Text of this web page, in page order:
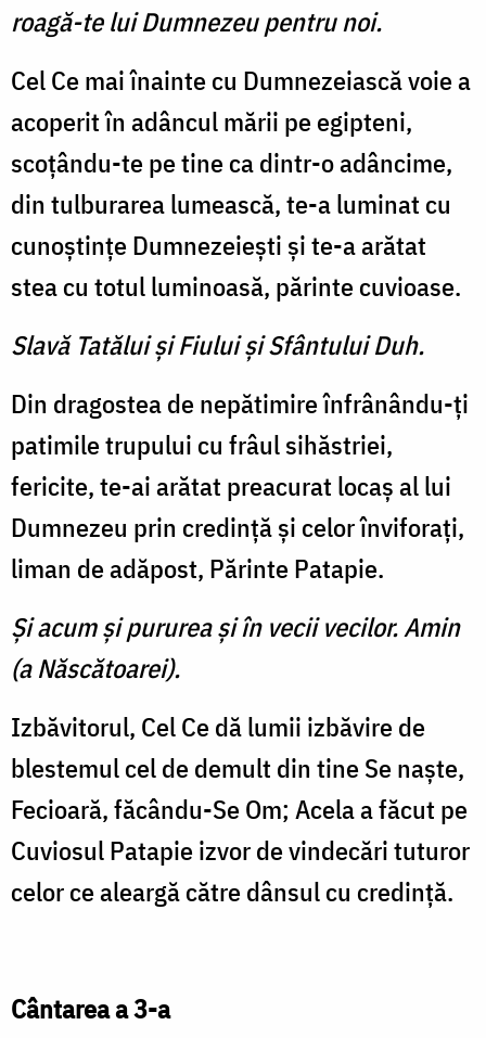
roagă-te lui Dumnezeu pentru noi.
Cel Ce mai înainte cu Dum­nezeiască voie a
acoperit în adâncul mării pe egipteni,
scoţându-te pe tine ca dintr-o adâncime,
din tulburarea lumească, te-a luminat cu
cunoş­tinţe Dumnezeieşti şi te-a arătat
stea cu totul luminoasă, părinte cuvioase.
Slavă Tatălui şi Fiului şi Sfântului Duh.
Din dragostea de nepătimire înfrânându-ţi
patimile trupului cu frâul sihăstriei,
fericite, te-ai arătat preacurat locaş al lui
Dumnezeu prin credinţă şi ce­lor înviforaţi,
liman de adăpost, Părinte Patapie.
Şi acum şi pururea şi în vecii vecilor. Amin
(a Născătoarei).
Izbăvitorul, Cel Ce dă lumii izbăvire de
blestemul cel de de­mult din tine Se naşte,
Fecioară, făcându-Se Om; Acela a făcut pe
Cuviosul Patapie izvor de vin­decări tuturor
celor ce aleargă către dânsul cu credinţă.
Cântarea a 3-a